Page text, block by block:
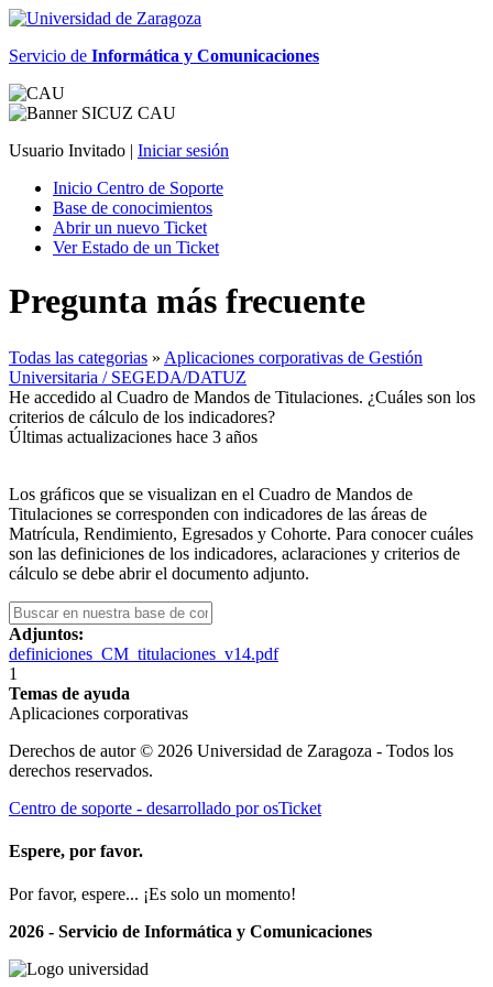
Servicio de Informática y Comunicaciones
Usuario Invitado | Iniciar sesión
Inicio Centro de Soporte
Base de conocimientos
Abrir un nuevo Ticket
Ver Estado de un Ticket
Pregunta más frecuente
Todas las categorias » Aplicaciones corporativas de Gestión
Universitaria / SEGEDA/DATUZ
He accedido al Cuadro de Mandos de Titulaciones. ¿Cuáles son los
criterios de cálculo de los indicadores?
Últimas actualizaciones hace 3 años
Los gráficos que se visualizan en el Cuadro de Mandos de
Titulaciones se corresponden con indicadores de las áreas de
Matrícula, Rendimiento, Egresados y Cohorte. Para conocer cuáles
son las definiciones de los indicadores, aclaraciones y criterios de
cálculo se debe abrir el documento adjunto.
Adjuntos:
definiciones_CM_titulaciones_v14.pdf
1
Temas de ayuda
Aplicaciones corporativas
Derechos de autor © 2026 Universidad de Zaragoza - Todos los
derechos reservados.
Centro de soporte - desarrollado por osTicket
Espere, por favor.
Por favor, espere... ¡Es solo un momento!
2026 - Servicio de Informática y Comunicaciones